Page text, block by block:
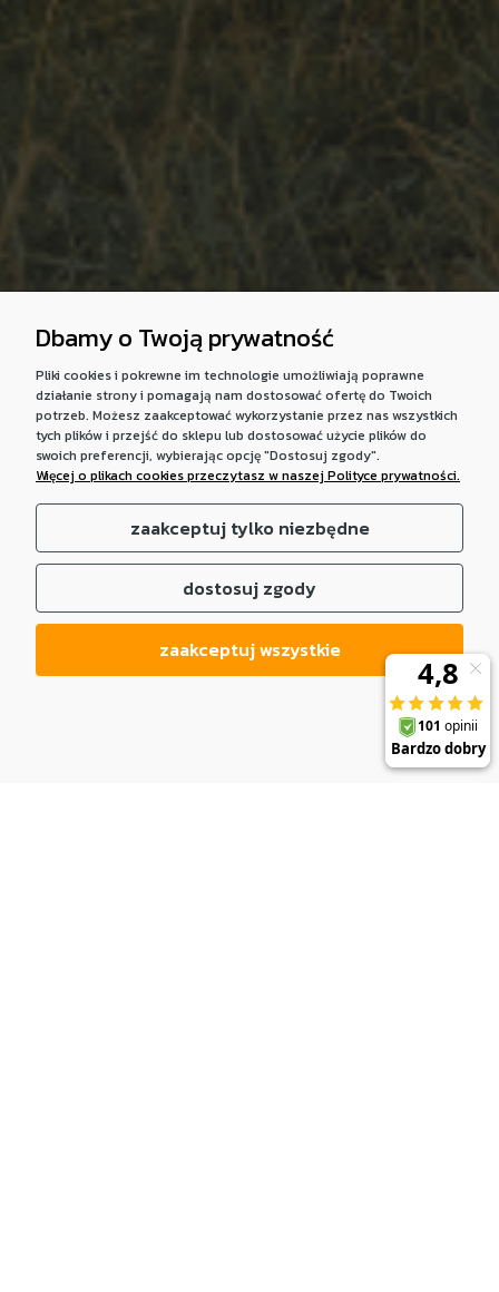
Dbamy o Twoją prywatność
Pliki cookies i pokrewne im technologie umożliwiają poprawne
działanie strony i pomagają nam dostosować ofertę do Twoich
potrzeb. Możesz zaakceptować wykorzystanie przez nas wszystkich
tych plików i przejść do sklepu lub dostosować użycie plików do
swoich preferencji, wybierając opcję "Dostosuj zgody".
Więcej o plikach cookies przeczytasz w naszej Polityce prywatności.
zaakceptuj tylko niezbędne
dostosuj zgody
zaakceptuj wszystkie